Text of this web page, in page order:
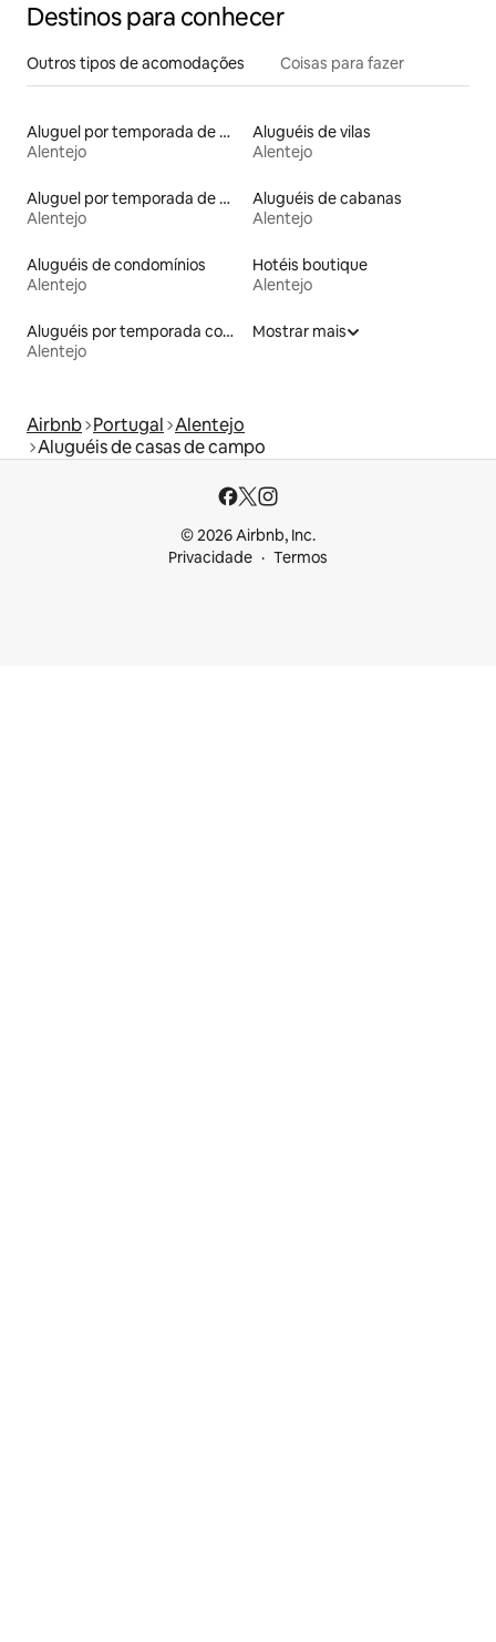
Destinos para conhecer
Outros tipos de acomodações Coisas para fazer
Aluguel por temporada de moinhos
Alentejo
Aluguéis de vilas
Alentejo
Aluguel por temporada de microcasas
Alentejo
Aluguéis de cabanas
Alentejo
Aluguéis de condomínios
Alentejo
Hotéis boutique
Alentejo
Aluguéis por temporada com café da manhã
Alentejo
Mostrar mais
Airbnb Portugal Alentejo
Aluguéis de casas de campo
© 2026 Airbnb, Inc.
Privacidade
Termos